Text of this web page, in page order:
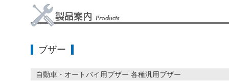
ブザー
自動車・オートバイ用ブザー 各種汎用ブザー